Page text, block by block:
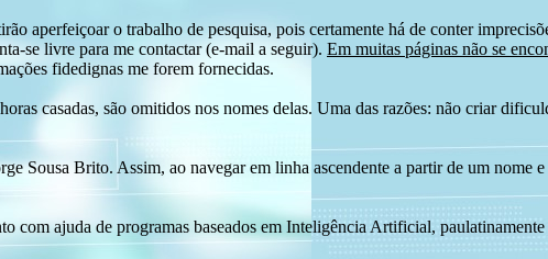
aperfeiçoar o trabalho de pesquisa, pois certamente há de conter
se livre para me contactar (e-mail a seguir). Em muitas páginas não se
fidedignas me forem fornecidas.
casadas, são omitidos nos nomes delas. Uma das razões: não criar
Sousa Brito. Assim, ao navegar em linha ascendente a partir de um nome
com ajuda de programas baseados em Inteligência Artificial,